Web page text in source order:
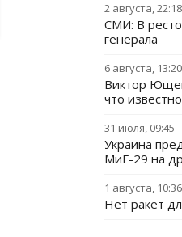
2 августа, 22:18
СМИ: В
генерала
6 августа, 13:20
Виктор
что
31 июля, 09:45
Украина
МиГ-29 на
1 августа, 10:36
Нет ракет